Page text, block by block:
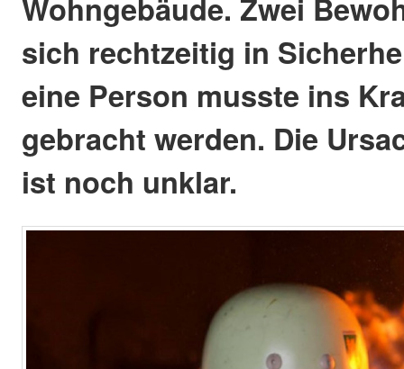
Wohngebäude. Zwei
sich rechtzeitig in
eine Person musste ins
gebracht werden. Die
ist noch unklar.